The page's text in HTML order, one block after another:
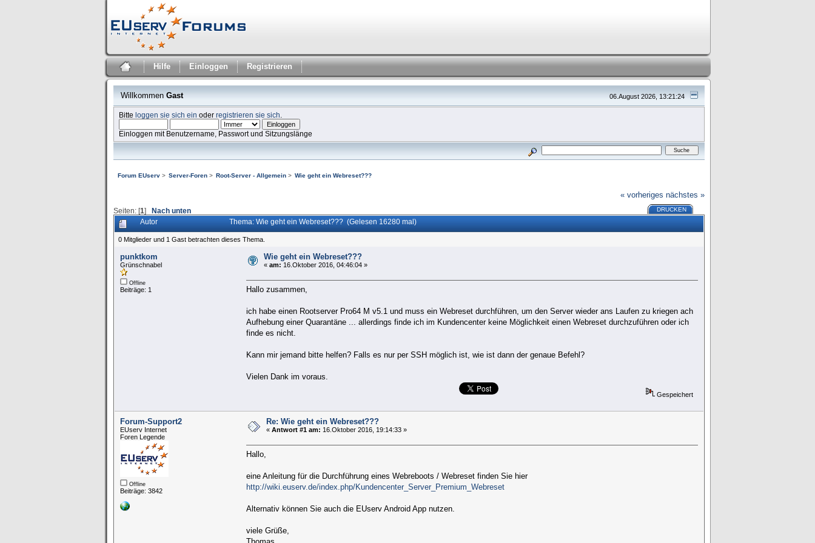
Hilfe Einloggen Registrieren
06.August 2026, 13:21:24
Willkommen Gast
Bitteloggen sie sich ein oderregistrieren sie sich
Einloggen mit Benutzername, Passwort und Sitzungslänge
Forum EUserv> Server-Foren> Root-Server - Allgemein> Wie geht ein Webreset???
« vorheriges nächstes »
Seiten: [1] Nach unten DRUCKEN
Autor Thema: Wie geht ein Webreset??? (Gelesen 16280 mal)
0 Mitglieder und 1 Gast betrachten dieses Thema.
punktkom
Grünschnabel
Offline
Beiträge: 1
Wie geht ein Webreset???
« am: 16.Oktober 2016, 04:46:04 »
Hallo zusammen,
ich habe einen Rootserver Pro64 M v5.1 und muss ein Webreset durchführen, um den Server wieder ans Laufen zu kriegen ach
Aufhebung einer Quarantäne ... allerdings finde ich im Kundencenter keine Möglichkeit einen Webreset durchzuführen oder ich
finde es nicht.
Kann mir jemand bitte helfen? Falls es nur per SSH möglich ist, wie ist dann der genaue Befehl?
Vielen Dank im voraus.
Gespeichert
Forum-Support2
EUserv Internet
Foren Legende
Offline
Beiträge: 3842
Re: Wie geht ein Webreset???
« Antwort #1 am: 16.Oktober 2016, 19:14:33 »
Hallo,
eine Anleitung für die Durchführung eines Webreboots / Webreset finden Sie hier
http://wiki.euserv.de/index.php/Kundencenter_Server_Premium_Webreset
Alternativ können Sie auch die EUserv Android App nutzen.
viele Grüße,